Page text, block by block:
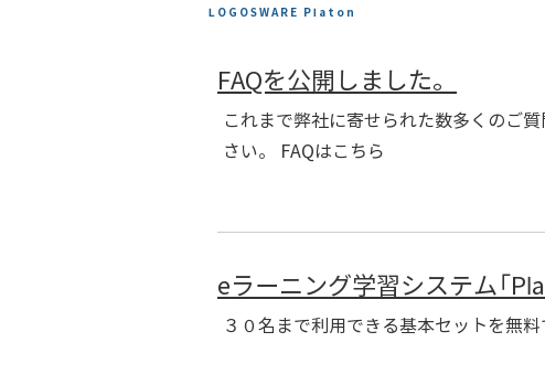
LOGOSWARE Platon
FAQを公開しました。
これまで弊社に寄せられた数多くのご
さい。 FAQはこちら
eラーニング学習システム「
３０名まで利用できる基本セットを無